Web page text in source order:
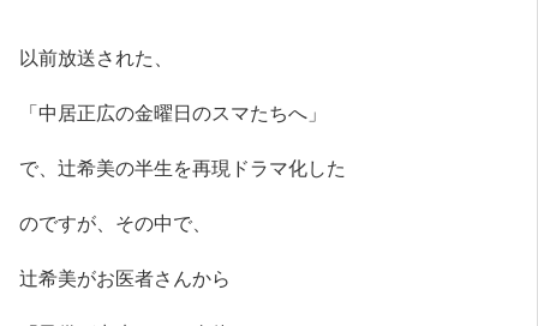
以前放送された、
「中居正広の金曜日のスマたちへ」
で、辻希美の半生を再現ドラマ化した
のですが、その中で、
辻希美がお医者さんから